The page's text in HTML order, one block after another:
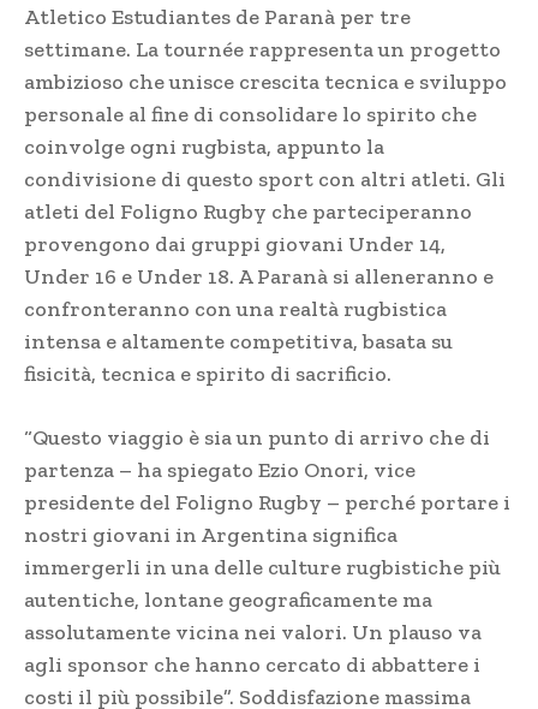
Atletico Estudiantes de Paranà per tre
settimane. La tournée rappresenta un progetto
ambizioso che unisce crescita tecnica e sviluppo
personale al fine di consolidare lo spirito che
coinvolge ogni rugbista, appunto la
condivisione di questo sport con altri atleti. Gli
atleti del Foligno Rugby che parteciperanno
provengono dai gruppi giovani Under 14,
Under 16 e Under 18. A Paranà si alleneranno e
confronteranno con una realtà rugbistica
intensa e altamente competitiva, basata su
fisicità, tecnica e spirito di sacrificio.
“Questo viaggio è sia un punto di arrivo che di
partenza – ha spiegato Ezio Onori, vice
presidente del Foligno Rugby – perché portare i
nostri giovani in Argentina significa
immergerli in una delle culture rugbistiche più
autentiche, lontane geograficamente ma
assolutamente vicina nei valori. Un plauso va
agli sponsor che hanno cercato di abbattere i
costi il più possibile”. Soddisfazione massima